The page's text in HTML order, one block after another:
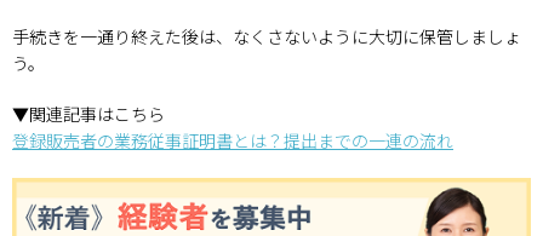
手続きを一通り終えた後は、なくさないように大切に保管しましょ
う。
▼関連記事はこちら
登録販売者の業務従事証明書とは？提出までの一連の流れ